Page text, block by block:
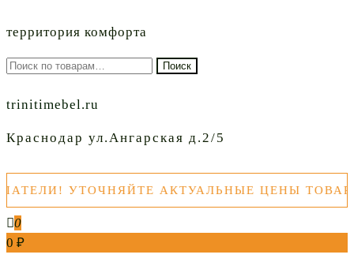
территория комфорта
Искать: Поиск
trinitimebel.ru
Краснодар ул.Ангарская д.2/5
УТОЧНЯЙТЕ АКТУАЛЬНЫЕ ЦЕНЫ ТОВАРОВ
0
0 ₽